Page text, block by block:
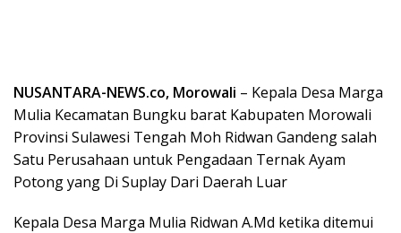
NUSANTARA-NEWS.co, Morowali – Kepala Desa Marga
Mulia Kecamatan Bungku barat Kabupaten Morowali
Provinsi Sulawesi Tengah Moh Ridwan Gandeng salah
Satu Perusahaan untuk Pengadaan Ternak Ayam
Potong yang Di Suplay Dari Daerah Luar
Kepala Desa Marga Mulia Ridwan A.Md ketika ditemui